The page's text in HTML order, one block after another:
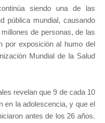
siendo una de las
pública mundial, causando
de personas, de las
por exposición al humo del
Mundial de la Salud
revelan que 9 de cada 10
en la adolescencia, y que el
antes de los 26 años.